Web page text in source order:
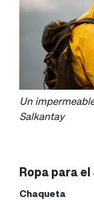
Un
Salkantay
Ropa para
Chaqueta